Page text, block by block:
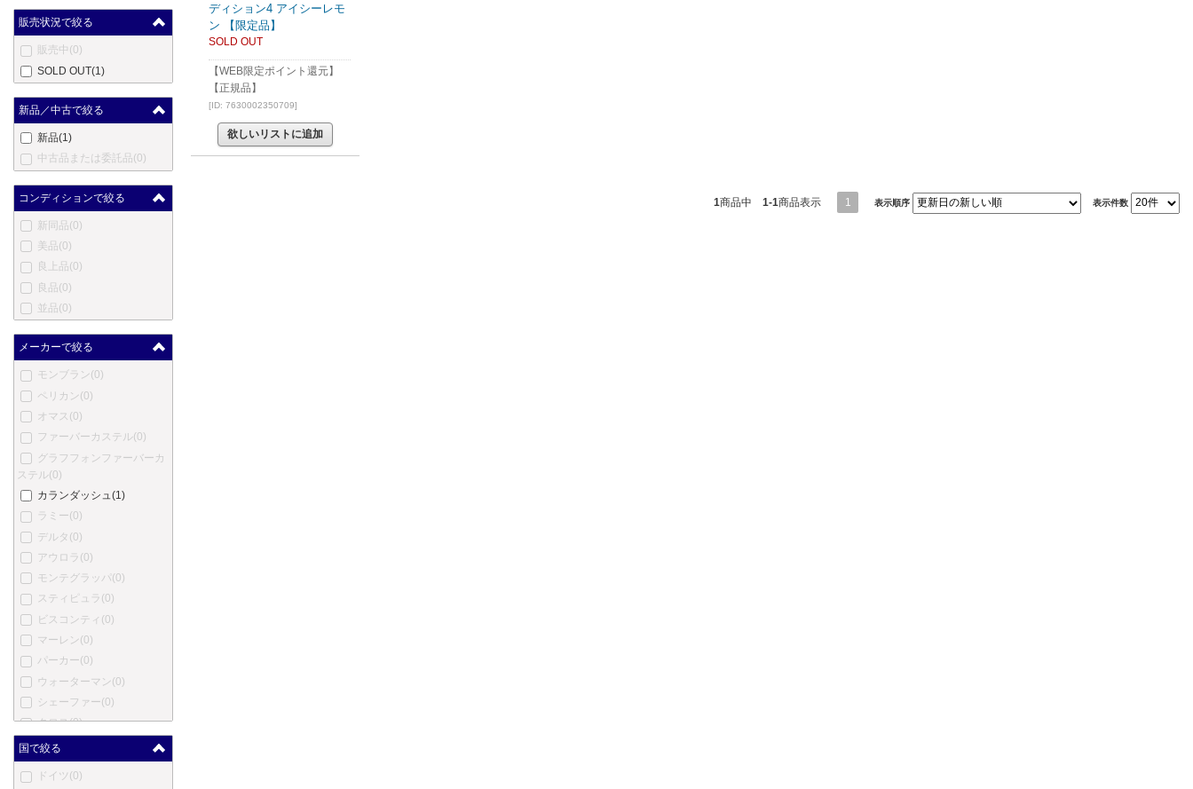
ディション4 アイシーレモ
ン 【限定品】
SOLD OUT
【WEB限定ポイント還元】
【正規品】
[ID: 7630002350709]
欲しいリストに追加
1商品中 1-1商品表示 1 表示順序 表示件数
販売状況で絞る
販売中 (0)
SOLD OUT(1)
新品／中古で絞る
新品(1)
中古品または委託品(0)
コンディションで絞る
新同品(0)
美品(0)
良上品(0)
良品(0)
並品(0)
メーカーで絞る
モンブラン (0)
ペリカン (0)
オマス (0)
ファーバーカステル(0)
グラフフォンファーバーカ
ステル(0)
カランダッシュ(1)
ラミー(0)
デルタ (0)
アウロラ (0)
モンテグラッパ(0)
スティピュラ (0)
ビスコンティ (0)
マーレン (0)
パーカー(0)
ウォーターマン (0)
シェーファー(0)
クロス(0)
モンテベルデ
ヤード・オ・レッド(0)
国で絞る
ドイツ (0)